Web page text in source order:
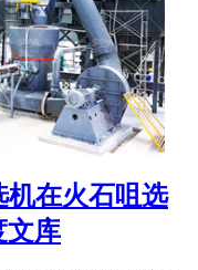
在火石咀选
文库